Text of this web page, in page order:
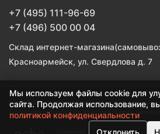
+7 (495) 111-96-69
+7 (496) 500 00 04
Склад интернет-
Красноармейск, ул. Свердлова д. 7
Мы обрабатываем персональные данные
Политике обработки персональных данных
Мы используем файлы cookie для
сайта. Продолжая использование,
политикой конфиденциальности
Отклонить